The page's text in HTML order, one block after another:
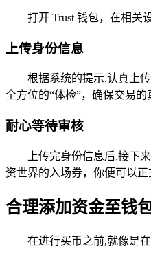
打开 Trust 钱包，在相关
上传身份信息
根据系统的提示,认真上
全方位的“体检”，确保交易的
耐心等待审核
上传完身份信息后,接下
资世界的入场券，你便可以正
合理添加资金至钱
在进行买币之前,就像是